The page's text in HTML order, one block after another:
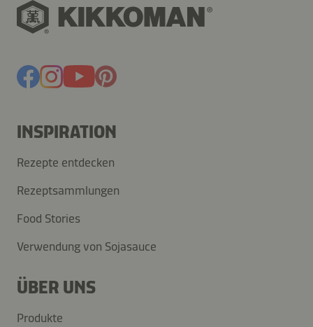
INSPIRATION
Rezepte entdecken
Rezeptsammlungen
Food Stories
Verwendung von Sojasauce
ÜBER UNS
Produkte